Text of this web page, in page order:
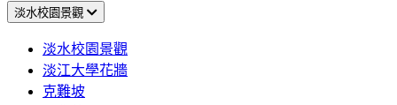
淡水校園景觀
淡水校園景觀
淡江大學花牆
克難坡